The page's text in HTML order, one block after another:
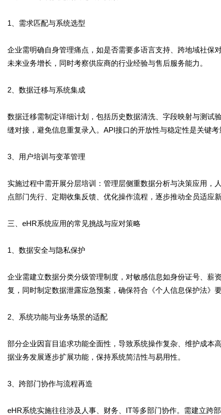
1、需求匹配与系统选型
企业需明确自身管理痛点，如是否需要多语言支持、跨地域社保
未来业务增长，同时考察供应商的行业经验与售后服务能力。
2、数据迁移与系统集成
数据迁移需制定详细计划，包括历史数据清洗、字段映射与测
缝对接，避免信息重复录入。API接口的开放性与稳定性是关键考
3、用户培训与变革管理
实施过程中需开展分层培训：管理层侧重数据分析与决策应用，
点部门先行、定期收集反馈、优化操作流程，逐步推动全员适应
三、eHR系统应用的常见挑战与应对策略
1、数据安全与隐私保护
企业需建立数据分类分级管理制度，对敏感信息如身份证号、薪
复，同时制定数据泄露应急预案，确保符合《个人信息保护法》
2、系统功能与业务场景的适配
部分企业因盲目追求功能全面性，导致系统操作复杂、维护成本
据业务发展逐步扩展功能，保持系统简洁性与易用性。
3、跨部门协作与流程再造
eHR系统实施往往涉及人事、财务、IT等多部门协作。需建立跨